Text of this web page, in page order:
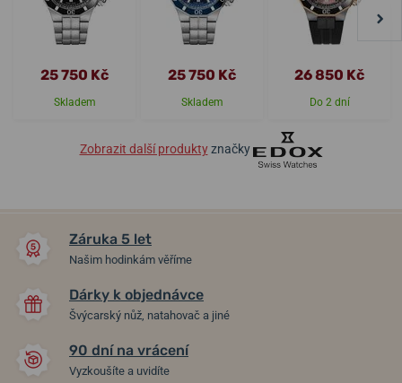
25 750 Kč
Skladem
25 750 Kč
Skladem
26 850 Kč
Do 2 dní
Zobrazit další produktyznačky
Záruka 5 let
Našim hodinkám věříme
Dárky k objednávce
Švýcarský nůž, natahovač a jiné
90 dní na vrácení
Vyzkoušíte a uvidíte